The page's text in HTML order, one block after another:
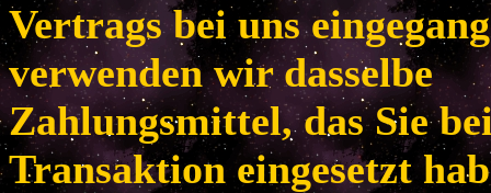
Vertrags bei uns
verwenden wir dasselbe
Zahlungsmittel, das Sie
Transaktion eingesetzt